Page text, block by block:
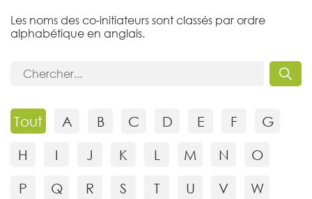
Les noms des co-initiateurs sont classés par ordre
alphabétique en anglais.
Tout A B C D E F
G
H
I J K L M N
O
P
Q R S T U V
W